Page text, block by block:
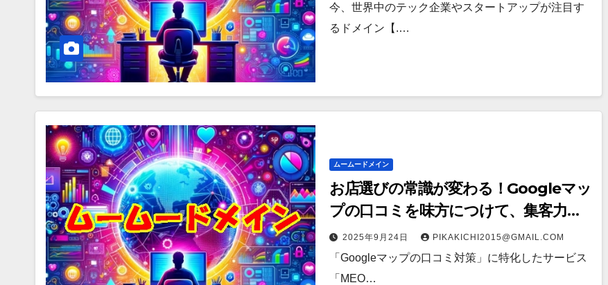
今、世界中のテック企業やスタートアップが注目す
るドメイン【.…
ムームードメイン
お店選びの常識が変わる！Googleマッ
プの口コミを味方につけて、集客力を
最大化！
2025年9月24日 PIKAKICHI2015@GMAIL.COM
「Googleマップの口コミ対策」に特化したサービス
「MEO…